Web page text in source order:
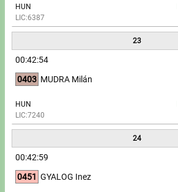
HUN
LIC:6387
23
00:42:54
0403 MUDRA Milán
HUN
LIC:7240
24
00:42:59
0451 GYALOG Inez